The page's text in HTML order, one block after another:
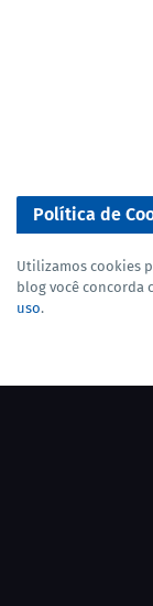
Política de
Utilizamos cookies
blog você concorda
uso.